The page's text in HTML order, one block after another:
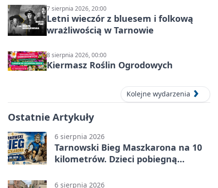
7 sierpnia 2026, 20:00
Letni wieczór z bluesem i folkową
wrażliwością w Tarnowie
8 sierpnia 2026, 00:00
Kiermasz Roślin Ogrodowych
Kolejne wydarzenia
Ostatnie Artykuły
6 sierpnia 2026
Tarnowski Bieg Maszkarona na 10
kilometrów. Dzieci pobiegną
6 sierpnia 2026